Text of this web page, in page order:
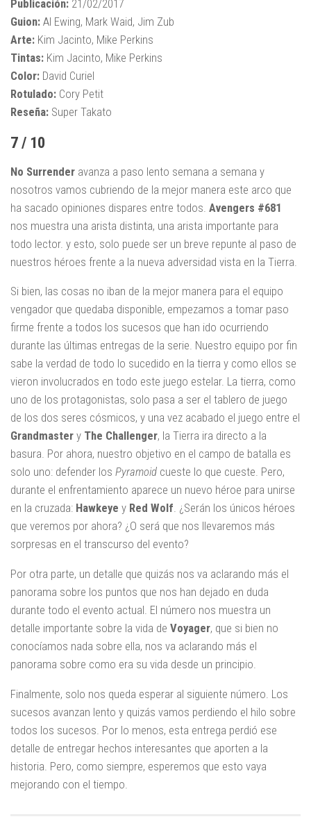
Publicación: 21/02/2017
Guion: Al Ewing, Mark Waid, Jim Zub
Arte: Kim Jacinto, Mike Perkins
Tintas: Kim Jacinto, Mike Perkins
Color: David Curiel
Rotulado: Cory Petit
Reseña: Super Takato
7 / 10
No Surrender avanza a paso lento semana a semana y
nosotros vamos cubriendo de la mejor manera este arco que
ha sacado opiniones dispares entre todos. Avengers #681
nos muestra una arista distinta, una arista importante para
todo lector. y esto, solo puede ser un breve repunte al paso de
nuestros héroes frente a la nueva adversidad vista en la Tierra.
Si bien, las cosas no iban de la mejor manera para el equipo
vengador que quedaba disponible, empezamos a tomar paso
firme frente a todos los sucesos que han ido ocurriendo
durante las últimas entregas de la serie. Nuestro equipo por fin
sabe la verdad de todo lo sucedido en la tierra y como ellos se
vieron involucrados en todo este juego estelar. La tierra, como
uno de los protagonistas, solo pasa a ser el tablero de juego
de los dos seres cósmicos, y una vez acabado el juego entre el
Grandmaster y The Challenger, la Tierra ira directo a la
basura. Por ahora, nuestro objetivo en el campo de batalla es
solo uno: defender los Pyramoid cueste lo que cueste. Pero,
durante el enfrentamiento aparece un nuevo héroe para unirse
en la cruzada: Hawkeye y Red Wolf. ¿Serán los únicos héroes
que veremos por ahora? ¿O será que nos llevaremos más
sorpresas en el transcurso del evento?
Por otra parte, un detalle que quizás nos va aclarando más el
panorama sobre los puntos que nos han dejado en duda
durante todo el evento actual. El número nos muestra un
detalle importante sobre la vida de Voyager, que si bien no
conocíamos nada sobre ella, nos va aclarando más el
panorama sobre como era su vida desde un principio.
Finalmente, solo nos queda esperar al siguiente número. Los
sucesos avanzan lento y quizás vamos perdiendo el hilo sobre
todos los sucesos. Por lo menos, esta entrega perdió ese
detalle de entregar hechos interesantes que aporten a la
historia. Pero, como siempre, esperemos que esto vaya
mejorando con el tiempo.